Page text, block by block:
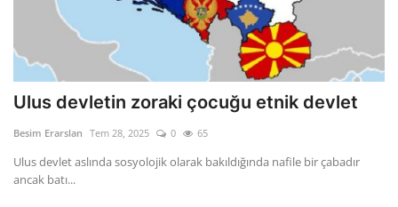
Ulus devletin zoraki çocuğu etnik devlet
Besim Erarslan Tem 28, 2025 0 65
Ulus devlet aslında sosyolojik olarak bakıldığında nafile bir çabadır
ancak batı...